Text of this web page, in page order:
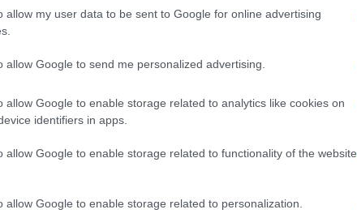
allow my user data to be sent to Google for online advertising
allow Google to send me personalized advertising.
allow Google to enable storage related to analytics like cookies on
identifiers in apps.
allow Google to enable storage related to functionality of the website
allow Google to enable storage related to personalization.
nella sezioneLogin